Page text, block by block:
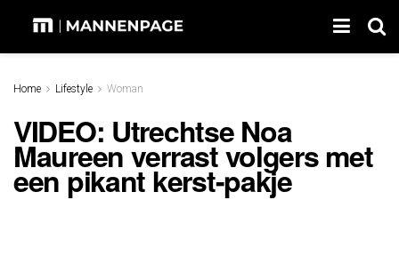
Home Lifestyle Woman
VIDEO: Utrechtse Noa
Maureen verrast volgers met
een pikant kerst-pakje